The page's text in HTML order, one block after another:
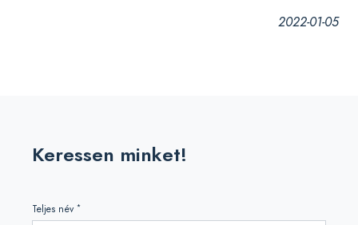
2022-01-05
Keressen minket!
Teljes név *